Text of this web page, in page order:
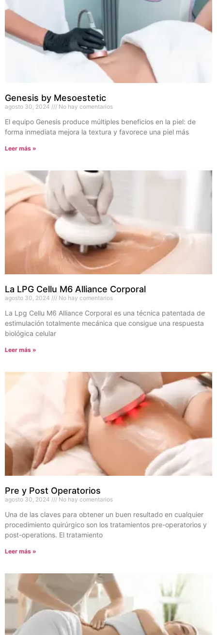
Genesis by Mesoestetic
agosto 30, 2024 No hay comentarios
El equipo Genesis produce múltiples beneficios en la piel: de
forma inmediata mejora la textura y favorece una piel más
Leer más »
La LPG Cellu M6 Alliance Corporal
agosto 30, 2024 No hay comentarios
La Lpg Cellu M6 Alliance Corporal es una técnica patentada de
estimulación totalmente mecánica que consigue una respuesta
biológica celular
Leer más »
Pre y Post Operatorios
agosto 30, 2024 No hay comentarios
Una de las claves para obtener un buen resultado en cualquier
procedimiento quirúrgico son los tratamientos pre-operatorios y
post-operations. El tratamiento
Leer más »